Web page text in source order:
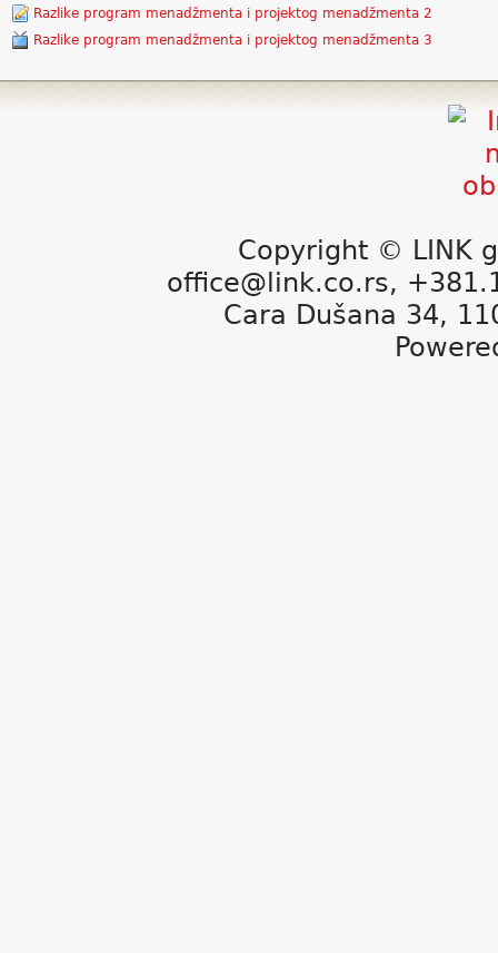
Razlike program menadžmenta i projektog menadžmenta 2
Razlike program menadžmenta i projektog menadžmenta 3
Copyright © LINK
office@link.co.rs,
Cara Dušana 34,